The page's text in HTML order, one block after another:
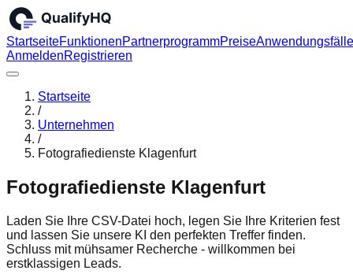
StartseiteFunktionenPartnerprogrammPreiseAnwendungsfälle
AnmeldenRegistrieren
Startseite
/
Unternehmen
/
Fotografiedienste Klagenfurt
Fotografiedienste Klagenfurt
Laden Sie Ihre CSV-Datei hoch, legen Sie Ihre Kriterien fest
und lassen Sie unsere KI den perfekten Treffer finden.
Schluss mit mühsamer Recherche - willkommen bei
erstklassigen Leads.